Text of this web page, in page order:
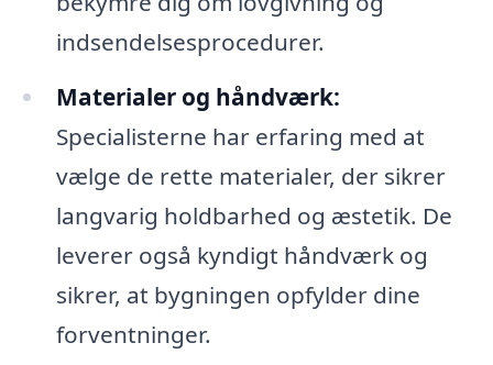
indsendelsesprocedurer.
Materialer og håndværk:
Specialisterne har erfaring med at
vælge de rette materialer, der sikrer
langvarig holdbarhed og æstetik. De
leverer også kyndigt håndværk og
sikrer, at bygningen opfylder dine
forventninger.